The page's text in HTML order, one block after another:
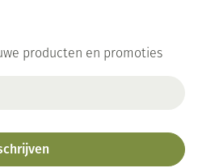
producten en promoties